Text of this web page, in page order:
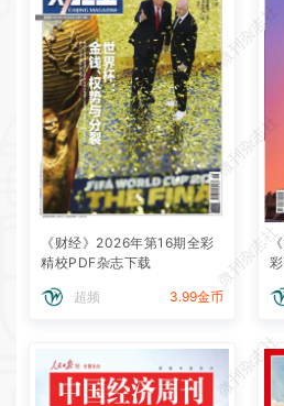
《财经》2026年第16期全彩
精校PDF杂志下载
超频 3.99金币
微刊杂志社
微刊杂志社
微刊杂志社
微刊杂志社